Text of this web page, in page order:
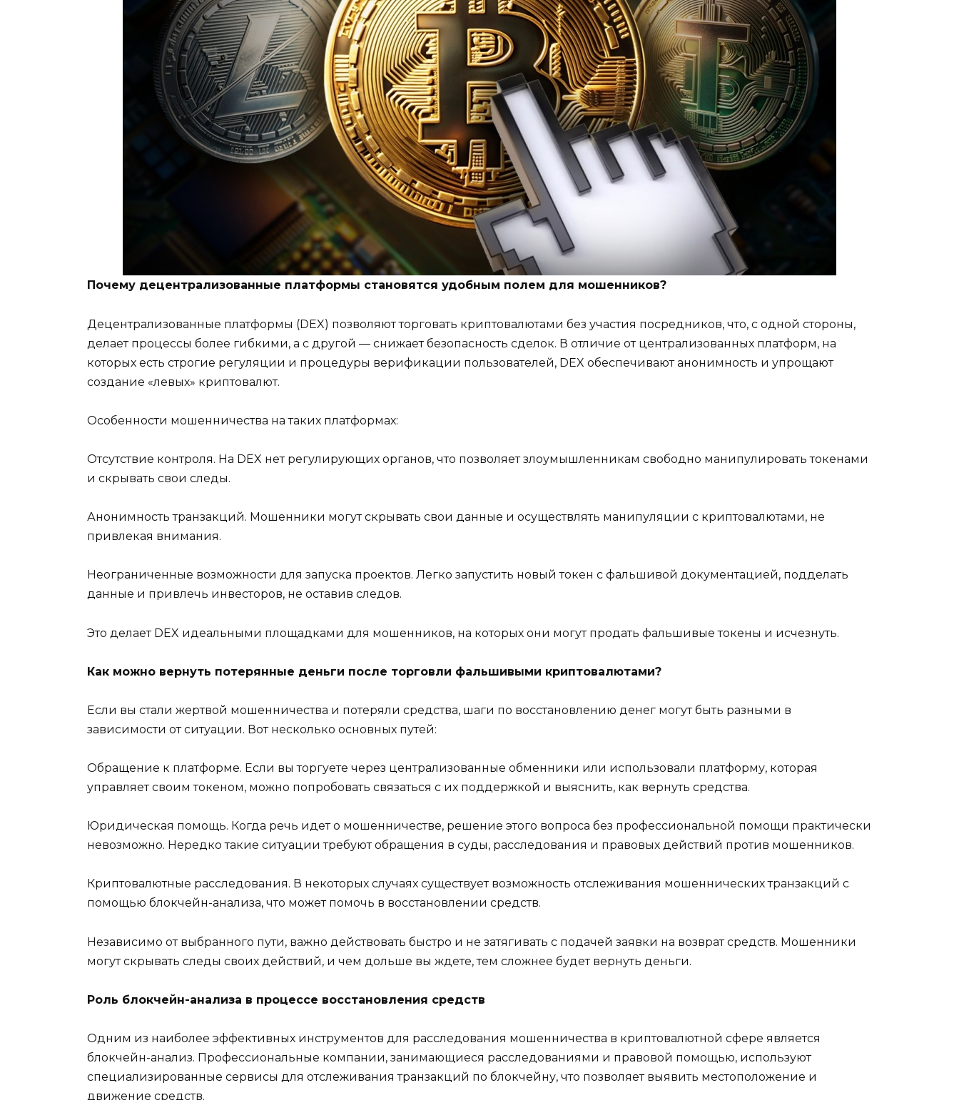
Почему децентрализованные платформы становятся удобным полем для мошенников?
Децентрализованные платформы (DEX) позволяют торговать криптовалютами без участия посредников, что, с одной стороны,
делает процессы более гибкими, а с другой — снижает безопасность сделок. В отличие от централизованных платформ, на
которых есть строгие регуляции и процедуры верификации пользователей, DEX обеспечивают анонимность и упрощают
создание «левых» криптовалют.
Особенности мошенничества на таких платформах:
Отсутствие контроля. На DEX нет регулирующих органов, что позволяет злоумышленникам свободно манипулировать токенами
и скрывать свои следы.
Анонимность транзакций. Мошенники могут скрывать свои данные и осуществлять манипуляции с криптовалютами, не
привлекая внимания.
Неограниченные возможности для запуска проектов. Легко запустить новый токен с фальшивой документацией, подделать
данные и привлечь инвесторов, не оставив следов.
Это делает DEX идеальными площадками для мошенников, на которых они могут продать фальшивые токены и исчезнуть.
Как можно вернуть потерянные деньги после торговли фальшивыми криптовалютами?
Если вы стали жертвой мошенничества и потеряли средства, шаги по восстановлению денег могут быть разными в
зависимости от ситуации. Вот несколько основных путей:
Обращение к платформе. Если вы торгуете через централизованные обменники или использовали платформу, которая
управляет своим токеном, можно попробовать связаться с их поддержкой и выяснить, как вернуть средства.
Юридическая помощь. Когда речь идет о мошенничестве, решение этого вопроса без профессиональной помощи практически
невозможно. Нередко такие ситуации требуют обращения в суды, расследования и правовых действий против мошенников.
Криптовалютные расследования. В некоторых случаях существует возможность отслеживания мошеннических транзакций с
помощью блокчейн-анализа, что может помочь в восстановлении средств.
Независимо от выбранного пути, важно действовать быстро и не затягивать с подачей заявки на возврат средств. Мошенники
могут скрывать следы своих действий, и чем дольше вы ждете, тем сложнее будет вернуть деньги.
Роль блокчейн-анализа в процессе восстановления средств
Одним из наиболее эффективных инструментов для расследования мошенничества в криптовалютной сфере является
блокчейн-анализ. Профессиональные компании, занимающиеся расследованиями и правовой помощью, используют
специализированные сервисы для отслеживания транзакций по блокчейну, что позволяет выявить местоположение и
движение средств.